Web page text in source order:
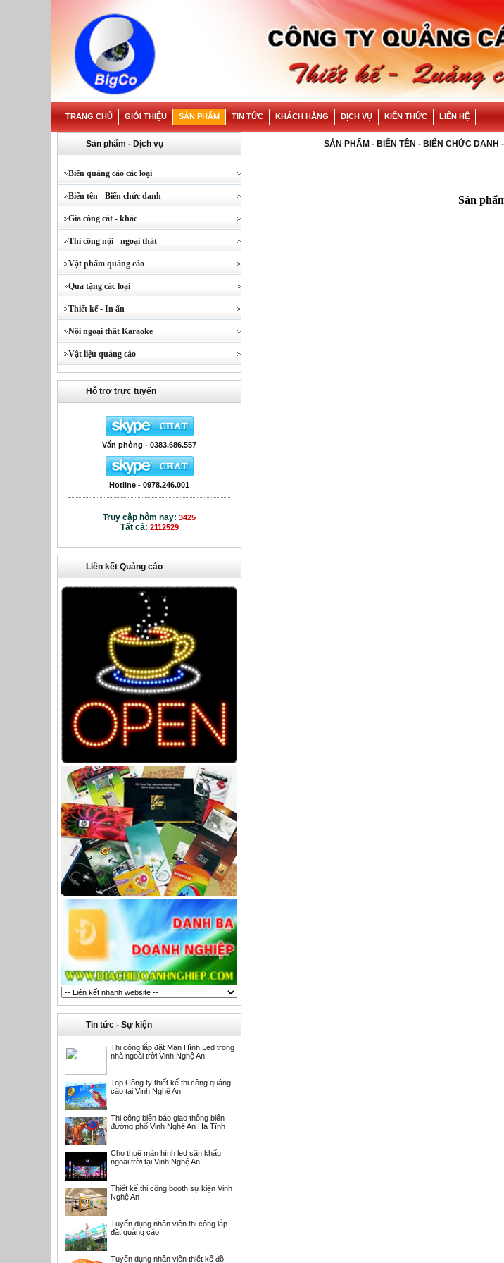
TRANG CHỦ GIỚI THIỆU SẢN PHẨM TIN TỨC KHÁCH HÀNG DỊCH VỤ KIẾN THỨC LIÊN HỆ
Sản phẩm - Dịch vụ
Biển quảng cáo các loại
Biển tên - Biển chức danh
Gia công cắt - khắc
Thi công nội - ngoại thất
Vật phẩm quảng cáo
Quà tặng các loại
Thiết kế - In ấn
Nội ngoại thất Karaoke
Vật liệu quảng cáo
Hỗ trợ trực tuyến
Văn phòng - 0383.686.557
Hotline - 0978.246.001
Truy cập hôm nay: 3425
Tất cả: 2112529
Liên kết Quảng cáo
Tin tức - Sự kiện
Thi công lắp đặt Màn Hình Led trong
nhà ngoài trời Vinh Nghệ An
Top Công ty thiết kế thi công quảng
cáo tại Vinh Nghệ An
Thi công biển báo giao thông biển
đường phố Vinh Nghệ An Hà Tĩnh
Cho thuê màn hình led sân khấu
ngoài trời tại Vinh Nghệ An
Thiết kế thi công booth sự kiện Vinh
Nghệ An
Tuyển dụng nhân viên thi công lắp
đặt quảng cáo
Tuyển dụng nhân viên thiết kế đồ
SẢN PHẨM - BIỂN TÊN - BIỂN CHỨC DANH
Sản